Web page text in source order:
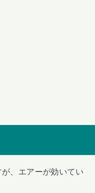
、エアーが効いてい